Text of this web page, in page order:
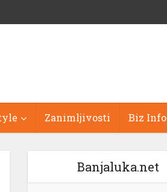
Zanimljivosti Biz Info
Banjaluka.net